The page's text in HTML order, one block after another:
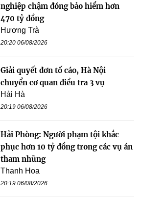
nghiệp chậm đóng bảo hiểm hơn
470 tỷ đồng
Hương Trà
20:20 06/08/2026
Giải quyết đơn tố cáo, Hà Nội
chuyển cơ quan điều tra 3 vụ
Hải Hà
20:19 06/08/2026
Hải Phòng: Người phạm tội khắc
phục hơn 10 tỷ đồng trong các vụ án
tham nhũng
Thanh Hoa
20:19 06/08/2026